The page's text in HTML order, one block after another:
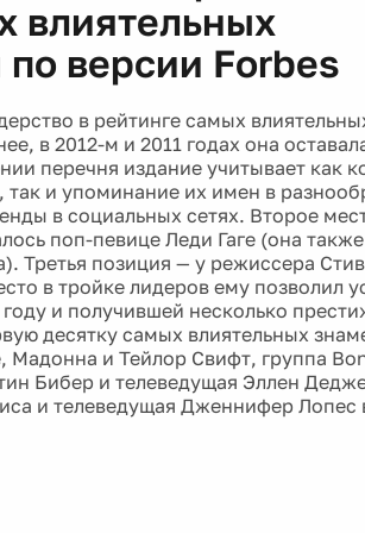
влиятельных
версии Forbes
в рейтинге самых
в 2012-м и 2011 годах она
перечня издание учитывает как
так и упоминание их имен в
в социальных сетях. Второе
поп-певице Леди Гаге (она
Третья позиция — у режиссера
в тройке лидеров ему позволил
и получившей несколько
десятку самых влиятельных
и Тейлор Свифт, группа
Бибер и телеведущая Эллен
и телеведущая Дженнифер